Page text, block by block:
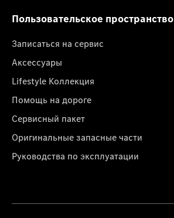
Пользовательское пространство
Записаться на сервис
Аксессуары
Lifestyle Коллекция
Помощь на дороге
Сервисный пакет
Оригинальные запасные части
Руководства по эксплуатации